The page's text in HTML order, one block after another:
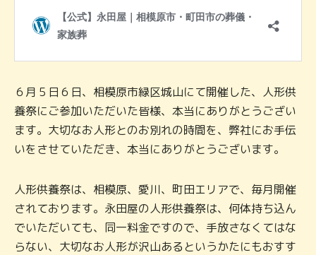
６月５日６日、相模原市緑区城山にて開催した、人形供
養祭にご参加いただいた皆様、本当にありがとうござい
ます。大切なお人形とのお別れの時間を、弊社にお手伝
いをさせていただき、本当にありがとうございます。
人形供養祭は、相模原、愛川、町田エリアで、毎月開催
されております。永田屋の人形供養祭は、何体持ち込ん
でいただいても、同一料金ですので、手放さなくてはな
らない、大切なお人形が沢山あるというかたにもおすす